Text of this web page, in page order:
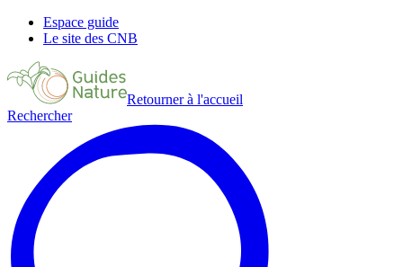
Espace guide
Le site des CNB
Retourner à l'accueil
Rechercher